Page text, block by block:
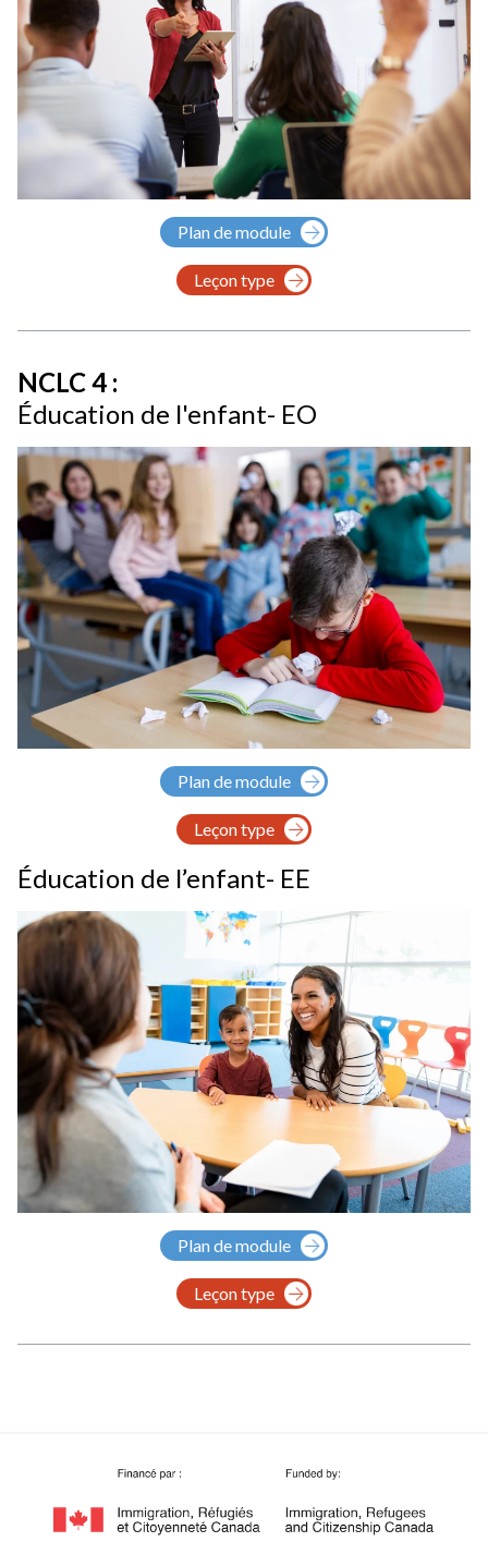
Plan de module
Leçon type
NCLC 4 :
Éducation de l'enfant- EO
Plan de module
Leçon type
Éducation de l’enfant- EE
Plan de module
Leçon type